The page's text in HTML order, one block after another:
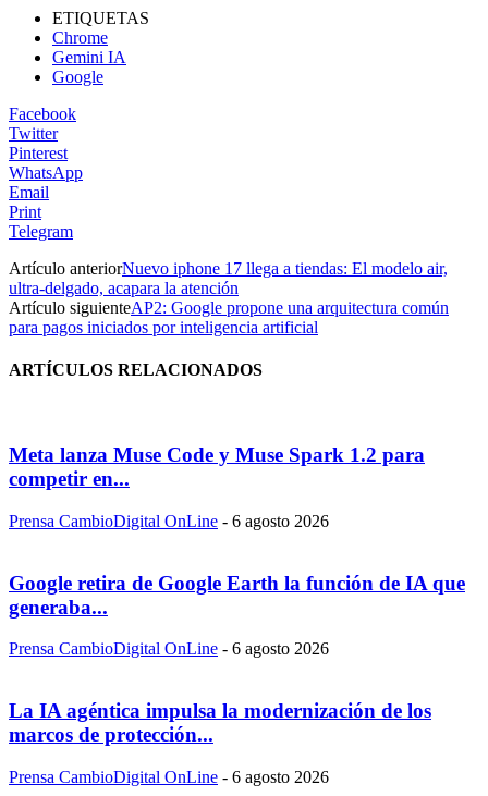
ETIQUETAS
Chrome
Gemini IA
Google
Facebook
Twitter
Pinterest
WhatsApp
Email
Print
Telegram
Artículo anteriorNuevo iphone 17 llega a tiendas: El modelo air,
ultra-delgado, acapara la atención
Artículo siguienteAP2: Google propone una arquitectura común
para pagos iniciados por inteligencia artificial
ARTÍCULOS RELACIONADOS
Meta lanza Muse Code y Muse Spark 1.2 para
competir en...
Prensa CambioDigital OnLine - 6 agosto 2026
Google retira de Google Earth la función de IA que
generaba...
Prensa CambioDigital OnLine - 6 agosto 2026
La IA agéntica impulsa la modernización de los
marcos de protección...
Prensa CambioDigital OnLine - 6 agosto 2026